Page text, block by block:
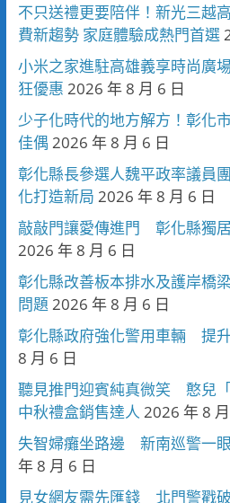
不只送禮更要陪伴！新光三越
費新趨勢 家庭體驗成熱門首選
小米之家進駐高雄義享時尚廣
狂優惠 2026 年 8 月 6 日
少子化時代的地方解方！彰化
佳偶 2026 年 8 月 6 日
彰化縣長參選人魏平政率議員
化打造新局 2026 年 8 月 6 日
敲敲門讓愛傳進門 彰化縣獨
2026 年 8 月 6 日
彰化縣改善板本排水及護岸橋
問題 2026 年 8 月 6 日
彰化縣政府強化警用車輛 提
8 月 6 日
聽見推門迎賓純真微笑 憨兒
中秋禮盒銷售達人 2026 年 8
失智婦癱坐路邊 新南巡警一
年 8 月 6 日
見女網友需先匯錢 北門警戳